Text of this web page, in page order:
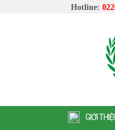
Hotline:
GIỚI